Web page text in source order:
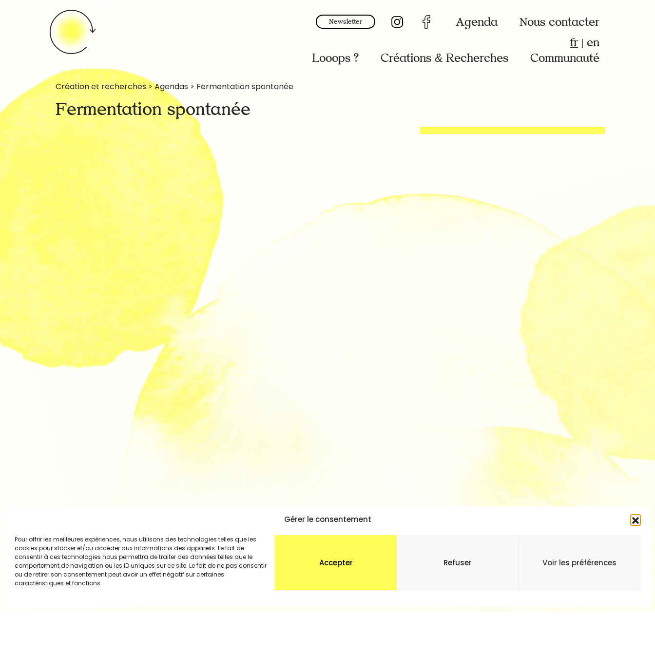
Gérer le consentement
Pour offrir les meilleures expériences, nous utilisons des technologies telles que les
cookies pour stocker et/ou accéder aux informations des appareils. Le fait de
consentir à ces technologies nous permettra de traiter des données telles que le
comportement de navigation ou les ID uniques sur ce site. Le fait de ne pas consentir
ou de retirer son consentement peut avoir un effet négatif sur certaines
caractéristiques et fonctions.
Accepter Refuser Voir les préférences
Agenda Nous contacter
Newsletter
fr| en
Looops ?
Créations & Recherches Communauté
Création et recherches > Agendas > Fermentation spontanée
Fermentation spontanée